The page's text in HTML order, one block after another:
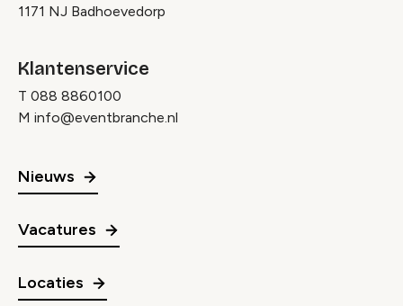
1171 NJ Badhoevedorp
Klantenservice
T 088 8860100
M info@eventbranche.nl
Nieuws
Vacatures
Locaties